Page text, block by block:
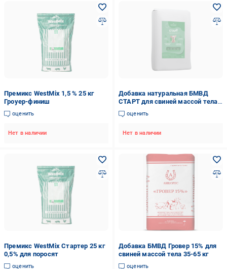
Премикс WestMix 1,5 % 25 кг
Гроуер-финиш
оценить
Нет в наличии
Добавка натуральная БМВД
СТАРТ для свиней массой тела
15-35 кг.
оценить
Нет в наличии
Премикс WestMix Стартер 25 кг
0,5% для поросят
оценить
Добавка БМВД Гровер 15% для
свиней массой тела 35-65 кг
оценить